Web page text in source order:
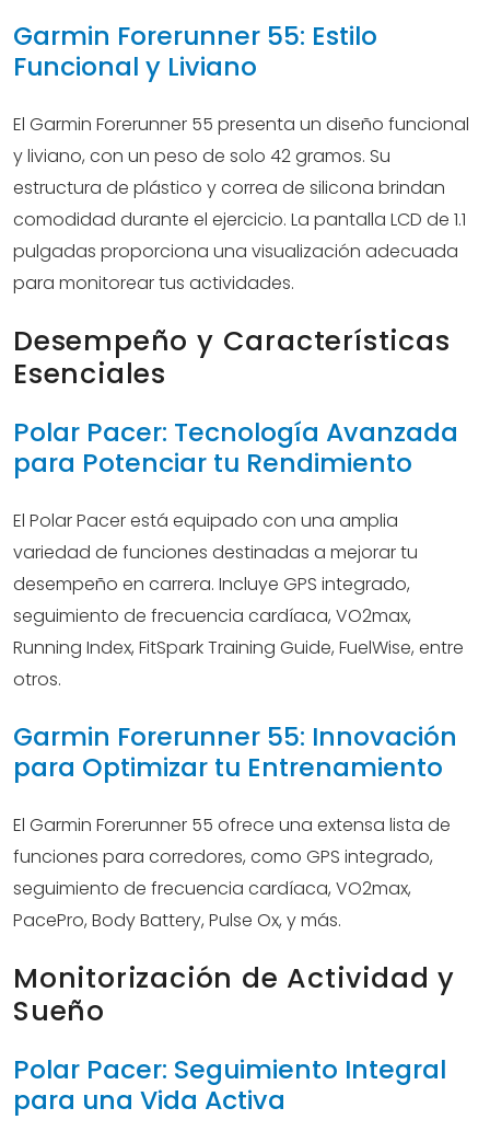
Garmin Forerunner 55: Estilo
Funcional y Liviano
El Garmin Forerunner 55 presenta un diseño funcional
y liviano, con un peso de solo 42 gramos. Su
estructura de plástico y correa de silicona brindan
comodidad durante el ejercicio. La pantalla LCD de 1.1
pulgadas proporciona una visualización adecuada
para monitorear tus actividades.
Desempeño y Características
Esenciales
Polar Pacer: Tecnología Avanzada
para Potenciar tu Rendimiento
El Polar Pacer está equipado con una amplia
variedad de funciones destinadas a mejorar tu
desempeño en carrera. Incluye GPS integrado,
seguimiento de frecuencia cardíaca, VO2max,
Running Index, FitSpark Training Guide, FuelWise, entre
otros.
Garmin Forerunner 55: Innovación
para Optimizar tu Entrenamiento
El Garmin Forerunner 55 ofrece una extensa lista de
funciones para corredores, como GPS integrado,
seguimiento de frecuencia cardíaca, VO2max,
PacePro, Body Battery, Pulse Ox, y más.
Monitorización de Actividad y
Sueño
Polar Pacer: Seguimiento Integral
para una Vida Activa